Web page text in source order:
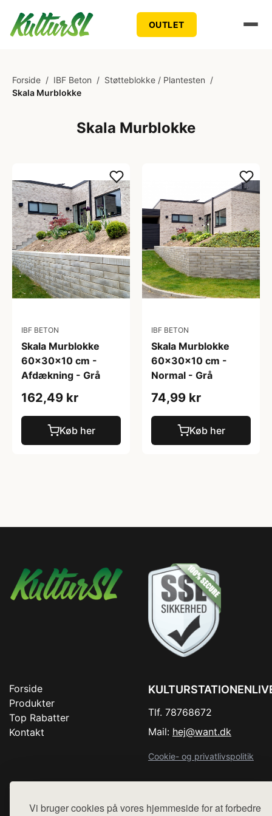
Vi bruger cookies på vores hjemmeside for at forbedre
OUTLET
Forside / IBF Beton / Støtteblokke / Plantesten /
Skala Murblokke
Skala Murblokke
IBF BETON
Skala Murblokke
60x30x10 cm -
Afdækning - Grå
162,49 kr
Køb her
IBF BETON
Skala Murblokke
60x30x10 cm -
Normal - Grå
74,99 kr
Køb her
Forside
Produkter
Top Rabatter
Kontakt
Tlf. 78768672
Mail: hej@want.dk
Cookie- og privatlivspolitik
Denne side er en del af want.dk, der udgiver en række